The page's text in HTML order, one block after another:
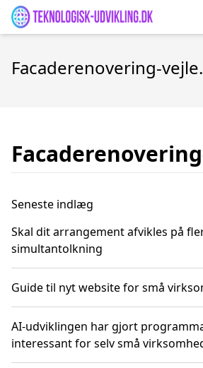
Facaderenovering-
Seneste indlæg
Skal dit arrangement afvikles på
simultantolkning
Guide til nyt website for små
AI-udviklingen har gjort
interessant for selv små